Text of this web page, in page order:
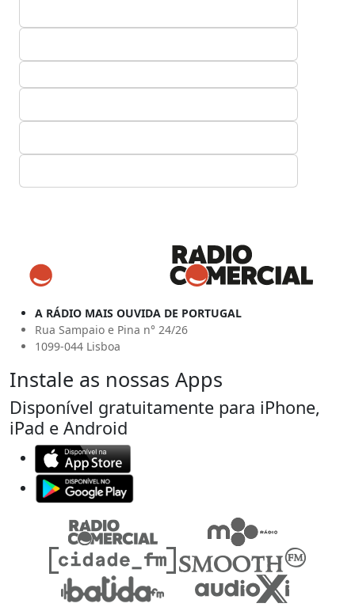
A RÁDIO MAIS OUVIDA DE PORTUGAL
Rua Sampaio e Pina n° 24/26
1099-044 Lisboa
Instale as nossas Apps
Disponível gratuitamente para iPhone,
iPad e Android